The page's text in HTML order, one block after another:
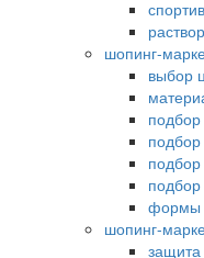
шопинг-
выбор
подбор
формы
шопинг-
защита